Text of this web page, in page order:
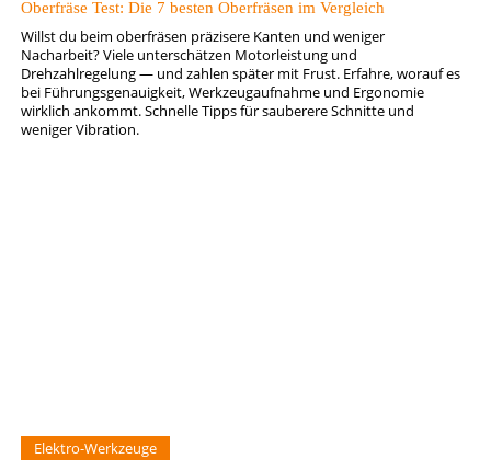
Oberfräse Test: Die 7 besten Oberfräsen im Vergleich
Willst du beim oberfräsen präzisere Kanten und weniger
Nacharbeit? Viele unterschätzen Motorleistung und
Drehzahlregelung — und zahlen später mit Frust. Erfahre, worauf es
bei Führungsgenauigkeit, Werkzeugaufnahme und Ergonomie
wirklich ankommt. Schnelle Tipps für sauberere Schnitte und
weniger Vibration.
Elektro-Werkzeuge